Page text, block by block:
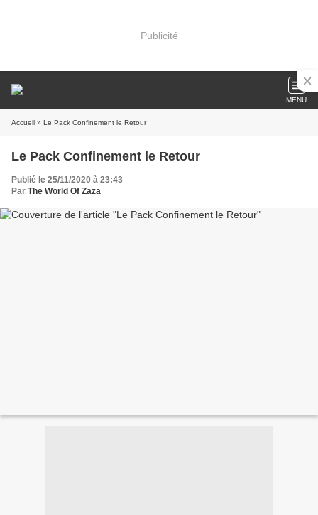
Publicité
MENU
Accueil » Le Pack Confinement le Retour
Le Pack Confinement le Retour
Publié le 25/11/2020 à 23:43
Par The World Of Zaza